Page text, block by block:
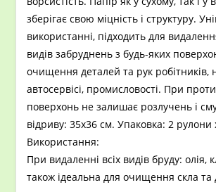
зберігає свою міцність і структуру.
використанні, підходить для
видів забруднень з будь-яких
очищення деталей та рук робітників,
автосервісі, промисловості. При
поверхонь не залишає розлучень і
відриву: 35х36 см. Упаковка: 2 рулони
Використання:
При видаленні всіх видів бруду: олія,
також ідеальна для очищення скла та